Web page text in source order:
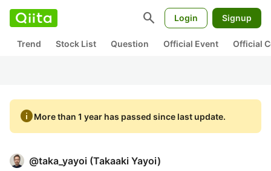
search Login Signup
Trend Stock List Question Official Event Official
infoMore than 1 year has passed since last update.
@taka_yayoi (Takaaki Yayoi)